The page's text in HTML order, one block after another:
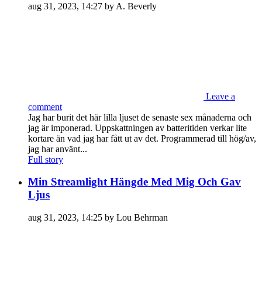
aug 31, 2023, 14:27 by A. Beverly
Leave a
comment
Jag har burit det här lilla ljuset de senaste sex månaderna och
jag är imponerad. Uppskattningen av batteritiden verkar lite
kortare än vad jag har fått ut av det. Programmerad till hög/av,
jag har använt...
Full story
Min Streamlight Hängde Med Mig Och Gav
Ljus
aug 31, 2023, 14:25 by Lou Behrman